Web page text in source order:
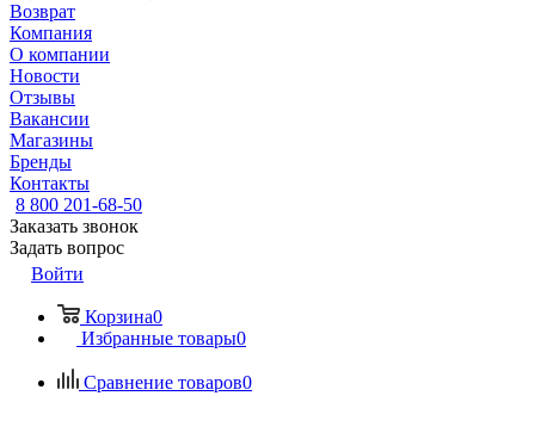
Возврат
Компания
О компании
Новости
Отзывы
Вакансии
Магазины
Бренды
Контакты
8 800 201-68-50
Заказать звонок
Задать вопрос
Войти
Корзина0
Избранные товары0
Сравнение товаров0